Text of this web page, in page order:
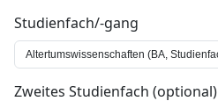
Studienfach/-gang
Zweites Studienfach (optional)